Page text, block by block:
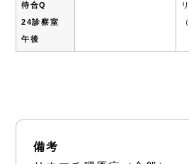
待合Q
24診察室
午後
備考